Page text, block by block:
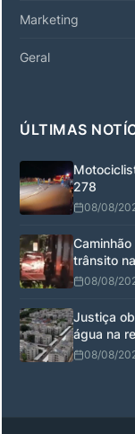
Marketing
Geral
ÚLTIMAS
278
08/08/
trânsito
08/08/
Justiça
água na
08/08/